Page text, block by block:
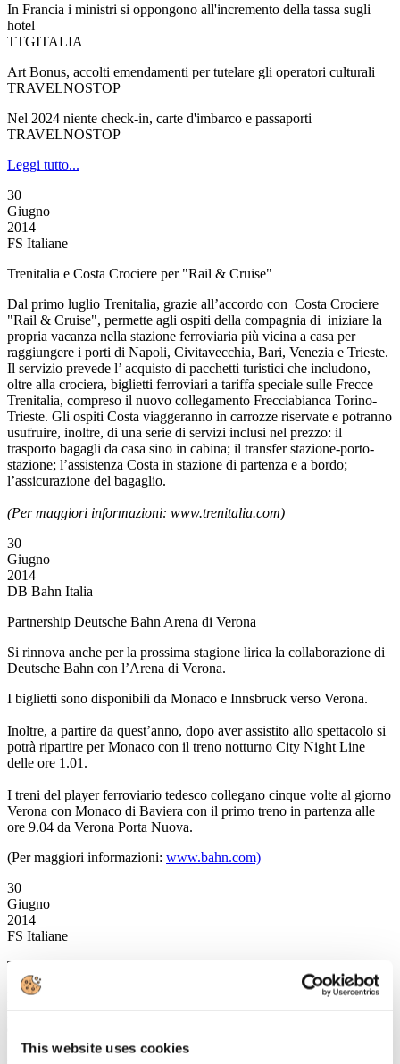
This website uses cookies
In Francia i ministri si oppongono all'incremento della tassa sugli
hotel
TTGITALIA
Art Bonus, accolti emendamenti per tutelare gli operatori culturali
TRAVELNOSTOP
Nel 2024 niente check-in, carte d'imbarco e passaporti
TRAVELNOSTOP
Leggi tutto...
30
Giugno
2014
FS Italiane
Trenitalia e Costa Crociere per "Rail & Cruise"
Dal primo luglio Trenitalia, grazie all’accordo con Costa Crociere
"Rail & Cruise", permette agli ospiti della compagnia di iniziare la
propria vacanza nella stazione ferroviaria più vicina a casa per
raggiungere i porti di Napoli, Civitavecchia, Bari, Venezia e Trieste.
Il servizio prevede l’ acquisto di pacchetti turistici che includono,
oltre alla crociera, biglietti ferroviari a tariffa speciale sulle Frecce
Trenitalia, compreso il nuovo collegamento Frecciabianca Torino-
Trieste. Gli ospiti Costa viaggeranno in carrozze riservate e potranno
usufruire, inoltre, di una serie di servizi inclusi nel prezzo: il
trasporto bagagli da casa sino in cabina; il transfer stazione-porto-
stazione; l’assistenza Costa in stazione di partenza e a bordo;
l’assicurazione del bagaglio.
(Per maggiori informazioni: www.trenitalia.com)
30
Giugno
2014
DB Bahn Italia
Partnership Deutsche Bahn Arena di Verona
Si rinnova anche per la prossima stagione lirica la collaborazione di
Deutsche Bahn con l’Arena di Verona.
I biglietti sono disponibili da Monaco e Innsbruck verso Verona.
Inoltre, a partire da quest’anno, dopo aver assistito allo spettacolo si
potrà ripartire per Monaco con il treno notturno City Night Line
delle ore 1.01.
I treni del player ferroviario tedesco collegano cinque volte al giorno
Verona con Monaco di Baviera con il primo treno in partenza alle
ore 9.04 da Verona Porta Nuova.
(Per maggiori informazioni: www.bahn.com)
30
Giugno
2014
FS Italiane
Trenitalia e AirChina: dal primo luglio le agevolazioni sui biglietti
Dal 1° luglio hanno inizio le agevolazioni sul prezzo base dei treni
voli Air China in arrivo e partenza da Fiumicino e Malpensa e tariffe